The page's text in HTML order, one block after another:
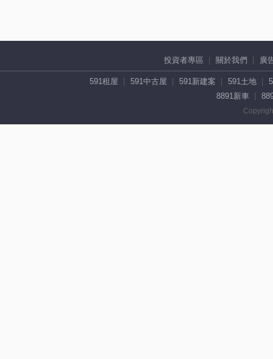
投資者專區 關於我們 廣
591租屋 591中古屋 591新建案 591土地
8891新車